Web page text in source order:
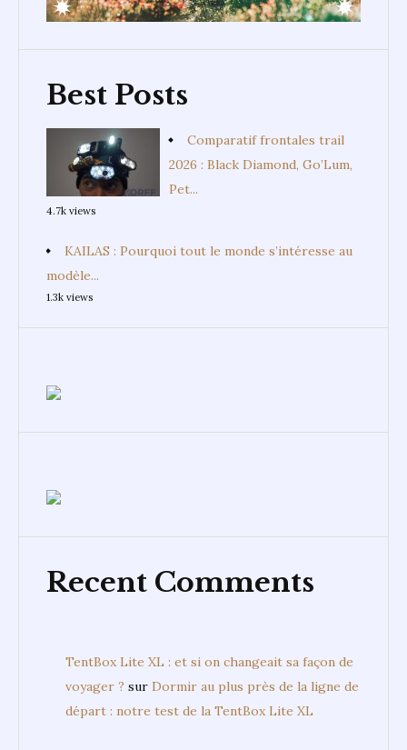
Best Posts
Comparatif frontales trail
2026 : Black Diamond, Go’Lum,
Pet...
4.7k views
KAILAS : Pourquoi tout le monde s’intéresse au
modèle...
1.3k views
Recent Comments
TentBox Lite XL : et si on changeait sa façon de
voyager ? sur Dormir au plus près de la ligne de
départ : notre test de la TentBox Lite XL